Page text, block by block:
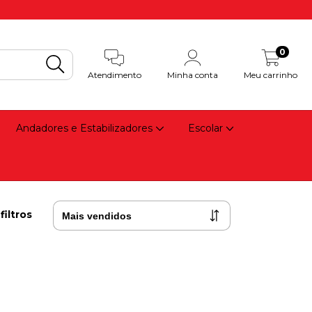
Atendimento Minha conta Meu carrinho
0
Andadores e Estabilizadores Escolar
filtros